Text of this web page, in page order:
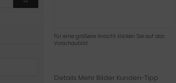
Für eine größere Ansicht klicken Sie auf das
Vorschaubild
Details Mehr Bilder Kunden-Tipp